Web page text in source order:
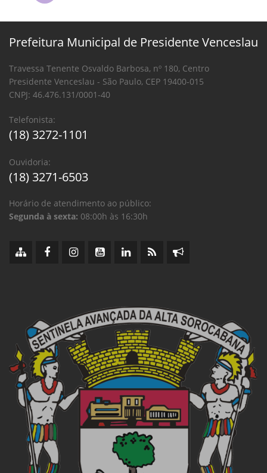
Prefeitura Municipal de Presidente Venceslau
Travessa Tenente Osvaldo Barbosa, nº 180, Centro
Presidente Venceslau - São Paulo, CEP 19400-015
CNPJ: 46.476.131/0001-40
Telefonista:
(18) 3272-1101
Ouvidoria:
(18) 3271-6503
Horário de atendimento ao público:
Segunda à sexta: 08:00h às 16:30h